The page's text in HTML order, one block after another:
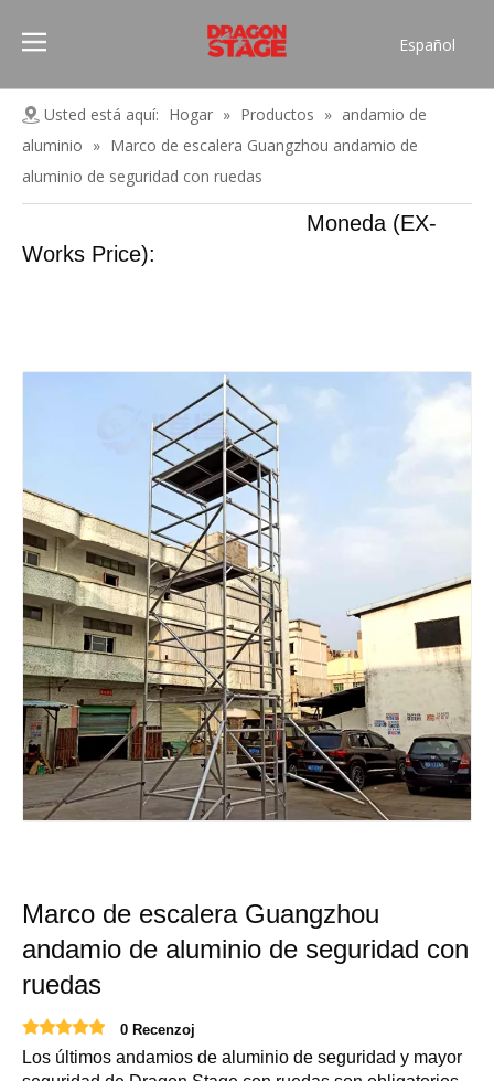
Español
Pусский
Français
简体中文
English
Usted está aquí: Hogar » Productos » andamio de
aluminio » Marco de escalera Guangzhou andamio de
aluminio de seguridad con ruedas
Moneda (EX-
Works Price):
Marco de escalera Guangzhou
andamio de aluminio de seguridad con
ruedas
0 Recenzoj
Los últimos andamios de aluminio de seguridad y mayor